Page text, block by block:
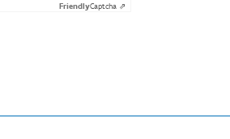
FriendlyCaptcha ⇗